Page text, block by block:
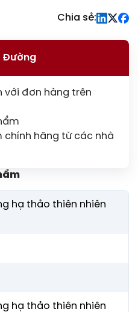
Chia sẻ:
Đường
với đơn hàng trên
hãng từ các nhà
hạ thảo thiên nhiên
hạ thảo thiên nhiên